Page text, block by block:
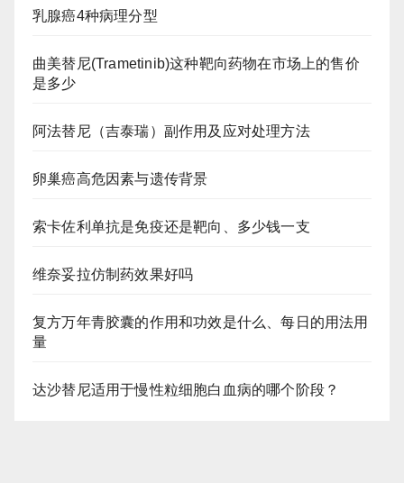
乳腺癌4种病理分型
曲美替尼(Trametinib)这种靶向药物在市场上的售价
是多少
阿法替尼（吉泰瑞）副作用及应对处理方法
卵巢癌高危因素与遗传背景
索卡佐利单抗是免疫还是靶向、多少钱一支
维奈妥拉仿制药效果好吗
复方万年青胶囊的作用和功效是什么、每日的用法用
量
达沙替尼适用于慢性粒细胞白血病的哪个阶段？